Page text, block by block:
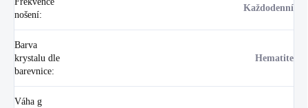
nošení:
Každodenní
Barva
krystalu dle
barevnice:
Hematite
Váha g